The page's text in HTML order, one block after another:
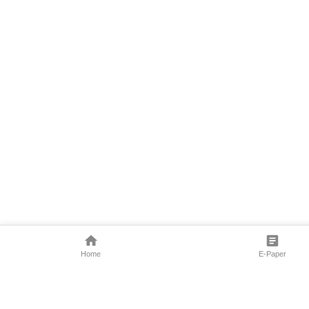
Home E-Paper